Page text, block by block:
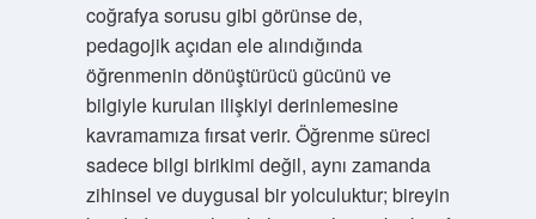
coğrafya sorusu gibi görünse de,
pedagojik açıdan ele alındığında
öğrenmenin dönüştürücü gücünü ve
bilgiyle kurulan ilişkiyi derinlemesine
kavramamıza fırsat verir. Öğrenme süreci
sadece bilgi birikimi değil, aynı zamanda
zihinsel ve duygusal bir yolculuktur; bireyin